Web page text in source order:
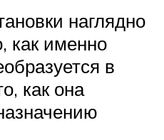
наглядно
как именно
в
как она